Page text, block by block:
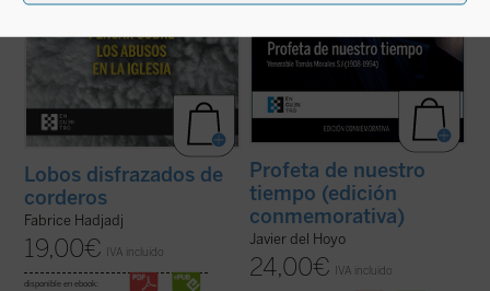
Lobos disfrazados de
corderos
Fabrice Hadjadj
19,00€ IVA incluido
disponible en ebook:
Profeta de nuestro
tiempo (edición
conmemorativa)
Javier del Hoyo
24,00€ IVA incluido